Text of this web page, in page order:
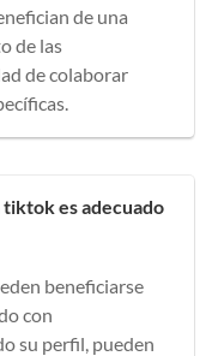
de una
de las
de colaborar
es adecuado
beneficiarse
con
su perfil, pueden